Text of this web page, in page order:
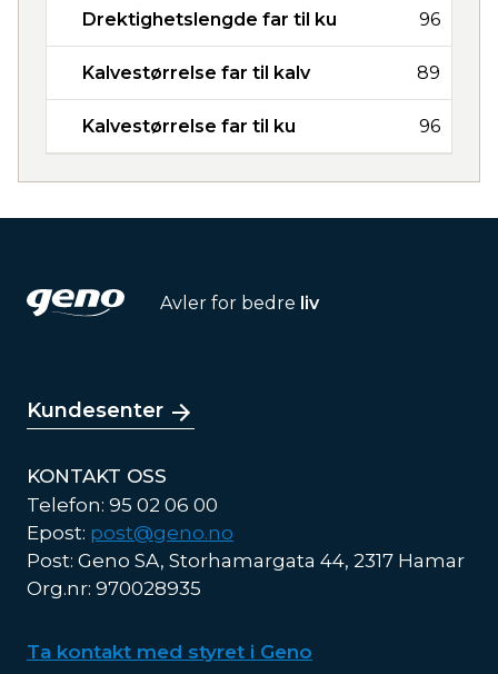
Drektighetslengde far til ku 96
Kalvestørrelse far til kalv 89
Kalvestørrelse far til ku 96
Avler for bedre liv
Kundesenter
KONTAKT OSS
Telefon: 95 02 06 00
Epost: post@geno.no
Post: Geno SA, Storhamargata 44, 2317 Hamar
Org.nr: 970028935
Ta kontakt med styret i Geno